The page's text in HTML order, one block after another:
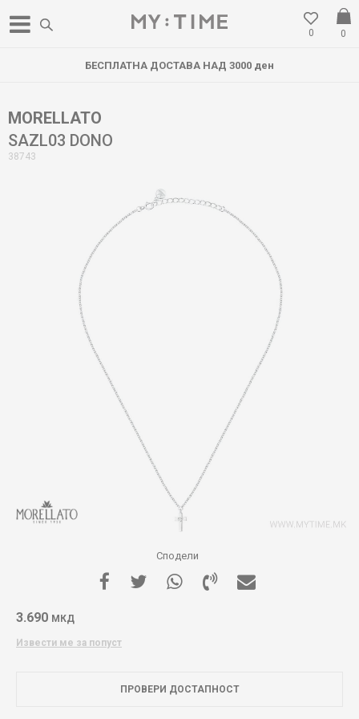
0
0
БЕСПЛАТНА ДОСТАВА НАД 3000 ден
MORELLATO
SAZL03 DONO
38743
Сподели
3.690 МКД
Извести ме за попуст
ПРОВЕРИ ДОСТАПНОСТ